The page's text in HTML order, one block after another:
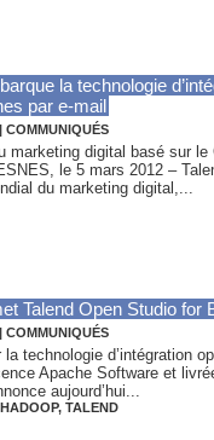
la technologie
par e-mail
| COMMUNIQUÉS
marketing digital basé sur
le 5 mars 2012 –
du marketing digital,...
Talend Open Studio
| COMMUNIQUÉS
la technologie d’intégration
Apache Software et
aujourd’hui...
HADOOP, TALEND